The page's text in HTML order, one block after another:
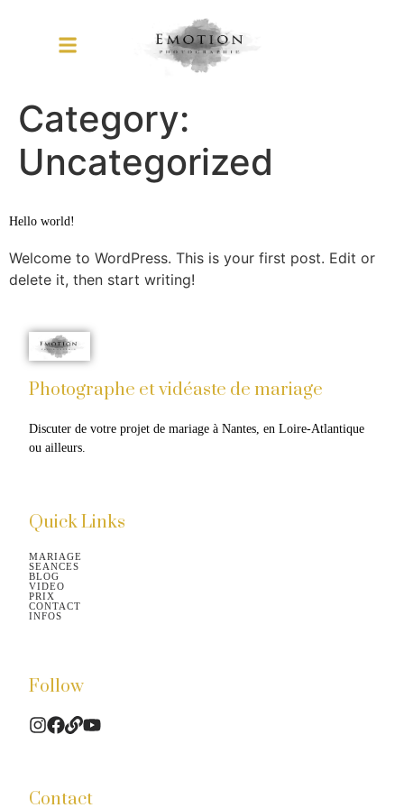
Category:
Uncategorized
Hello world!
Welcome to WordPress. This is your first post. Edit or
delete it, then start writing!
Photographe et vidéaste de mariage
Discuter de votre projet de mariage à Nantes, en Loire-Atlantique
ou ailleurs.​
Quick Links
MARIAGE
SEANCES
BLOG
VIDEO
PRIX
CONTACT
INFOS
Follow
Contact